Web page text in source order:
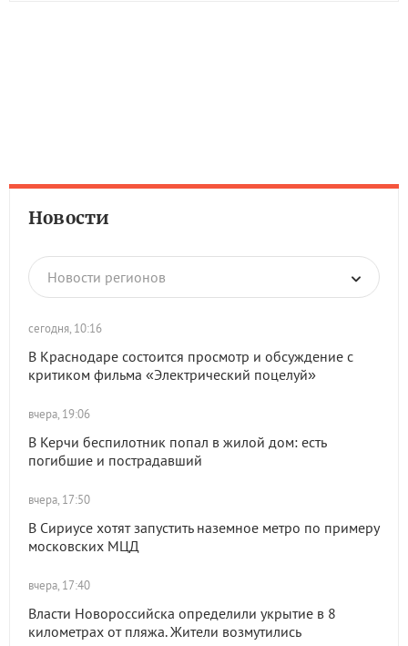
Новости
Новости регионов
сегодня, 10:16
В Краснодаре состоится просмотр и обсуждение с
критиком фильма «Электрический поцелуй»
вчера, 19:06
В Керчи беспилотник попал в жилой дом: есть
погибшие и пострадавший
вчера, 17:50
В Сириусе хотят запустить наземное метро по примеру
московских МЦД
вчера, 17:40
Власти Новороссийска определили укрытие в 8
километрах от пляжа. Жители возмутились